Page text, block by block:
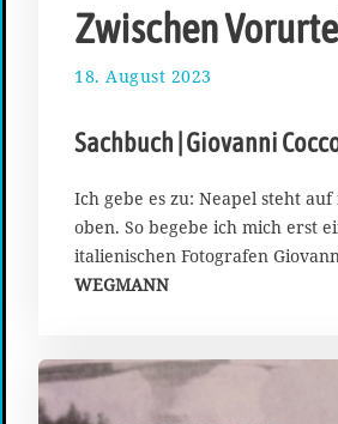
Zwischen
18. August 2023
A
g
u
t
3
Sachbuch | Giovanni
Ich gebe es zu: Neapel steht
oben. So begebe ich mich erst
italienischen Fotografen
WEGMANN